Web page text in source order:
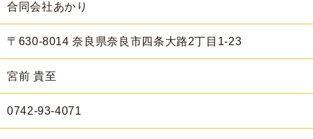
合同会社あかり
〒630-8014奈良県奈良市四条大路2丁目1-23
宮前 貴至
0742-93-4071